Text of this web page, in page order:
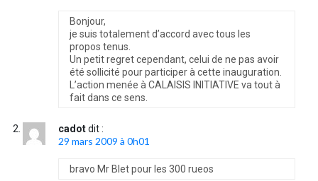
Bonjour,
je suis totalement d’accord avec tous les
propos tenus.
Un petit regret cependant, celui de ne pas avoir
été sollicité pour participer à cette inauguration.
L’action menée à CALAISIS INITIATIVE va tout à
fait dans ce sens.
cadot dit :
29 mars 2009 à 0h01
bravo Mr Blet pour les 300 rueos